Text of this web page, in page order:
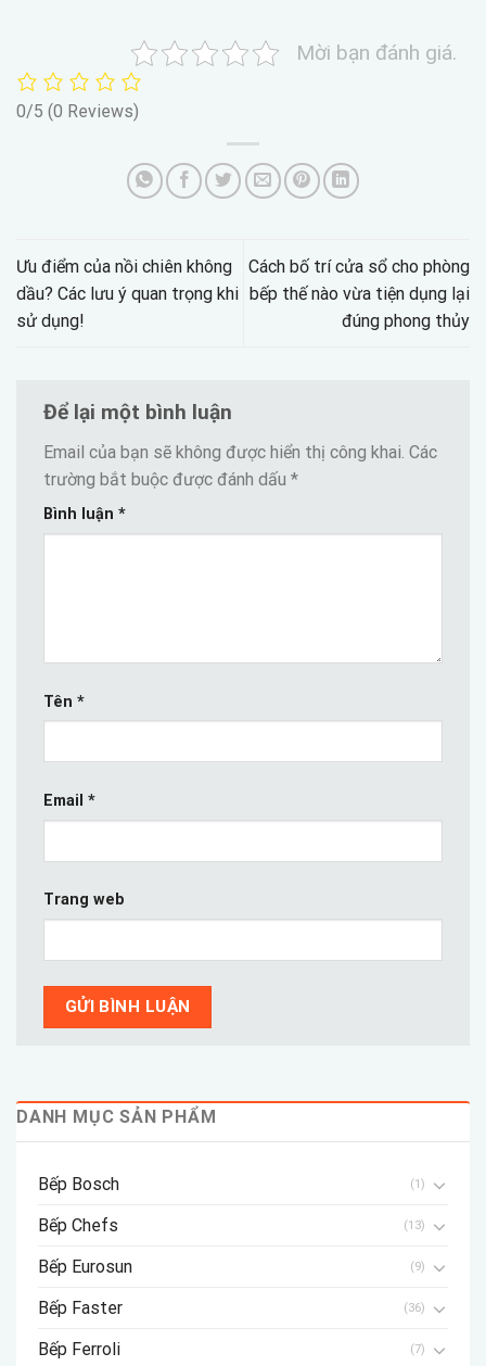
Mời bạn đánh giá.
0/5 (0 Reviews)
Ưu điểm của nồi chiên không
dầu? Các lưu ý quan trọng khi
sử dụng!
Cách bố trí cửa sổ cho phòng
bếp thế nào vừa tiện dụng lại
đúng phong thủy
Để lại một bình luận
Email của bạn sẽ không được hiển thị công khai. Các
trường bắt buộc được đánh dấu *
Bình luận *
Tên *
Email *
Trang web
DANH MỤC SẢN PHẨM
Bếp Bosch (1)
Bếp Chefs (13)
Bếp Eurosun (9)
Bếp Faster (36)
Bếp Ferroli (7)